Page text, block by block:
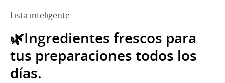
Lista inteligente
🌿Ingredientes frescos para
tus preparaciones todos los
días.